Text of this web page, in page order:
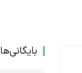
بایگانی‌ها